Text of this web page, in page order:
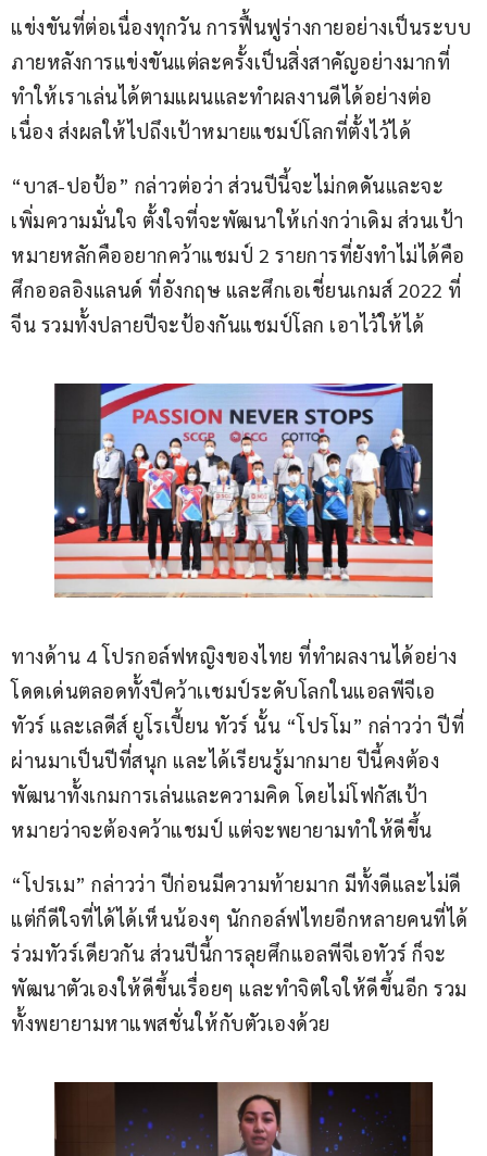
แข่งขันที่ต่อเนื่องทุกวัน การฟื้นฟูร่างกายอย่างเป็นระบบ
ภายหลังการแข่งขันแต่ละครั้งเป็นสิ่งสาคัญอย่างมากที่
ทำให้เราเล่นได้ตามแผนและทำผลงานดีได้อย่างต่อ
เนื่อง ส่งผลให้ไปถึงเป้าหมายแชมป์โลกที่ตั้งไว้ได้
“บาส-ปอป้อ” กล่าวต่อว่า ส่วนปีนี้จะไม่กดดันและจะ
เพิ่มความมั่นใจ ตั้งใจที่จะพัฒนาให้เก่งกว่าเดิม ส่วนเป้า
หมายหลักคืออยากคว้าแชมป์ 2 รายการที่ยังทำไม่ได้คือ
ศึกออลอิงแลนด์ ที่อังกฤษ และศึกเอเชี่ยนเกมส์ 2022 ที่
จีน รวมทั้งปลายปีจะป้องกันแชมป์โลก เอาไว้ให้ได้
ทางด้าน 4 โปรกอล์ฟหญิงของไทย ที่ทำผลงานได้อย่าง
โดดเด่นตลอดทั้งปีคว้าเเชมป์ระดับโลกในแอลพีจีเอ
ทัวร์ และเลดีส์ ยูโรเปี้ยน ทัวร์ นั้น “โปรโม” กล่าวว่า ปีที่
ผ่านมาเป็นปีที่สนุก และได้เรียนรู้มากมาย ปีนี้คงต้อง
พัฒนาทั้งเกมการเล่นและความคิด โดยไม่โฟกัสเป้า
หมายว่าจะต้องคว้าแชมป์ แต่จะพยายามทำให้ดีขึ้น
“โปรเม” กล่าวว่า ปีก่อนมีความท้ายมาก มีทั้งดีและไม่ดี
แต่ก็ดีใจที่ได้ได้เห็นน้องๆ นักกอล์ฟไทยอีกหลายคนที่ได้
ร่วมทัวร์เดียวกัน ส่วนปีนี้การลุยศึกแอลพีจีเอทัวร์ ก็จะ
พัฒนาตัวเองให้ดีขึ้นเรื่อยๆ และทำจิตใจให้ดีขึ้นอีก รวม
ทั้งพยายามหาแพสชั่นให้กับตัวเองด้วย